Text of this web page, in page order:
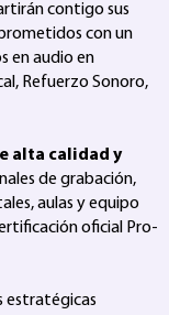
contigo sus
con un
en audio en
Refuerzo Sonoro,
alta calidad y
de grabación,
aulas y equipo
oficial Pro-
estratégicas